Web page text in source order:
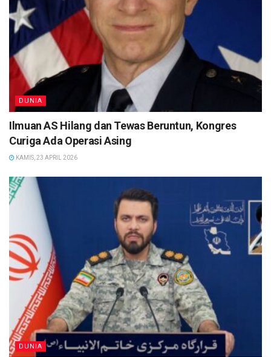
DUNIA
Ilmuan AS Hilang dan Tewas Beruntun, Kongres
Curiga Ada Operasi Asing
KAMIS, 23 APRIL 2026
DUNIA